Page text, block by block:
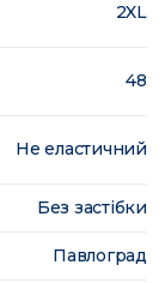
2XL
48
Не еластичний
Без застібки
Павлоград